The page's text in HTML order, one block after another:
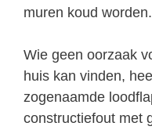
muren koud worden.
Wie geen oorzaak
huis kan vinden,
zogenaamde
constructiefout met